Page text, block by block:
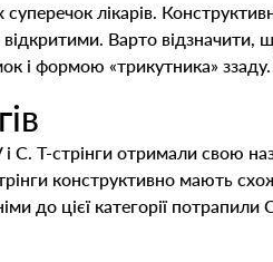
лікарів.
Варто відзначити,
і формою «трикутника» ззаду.
С. Т-стрінги отримали свою
конструктивно мають
до цієї категорії